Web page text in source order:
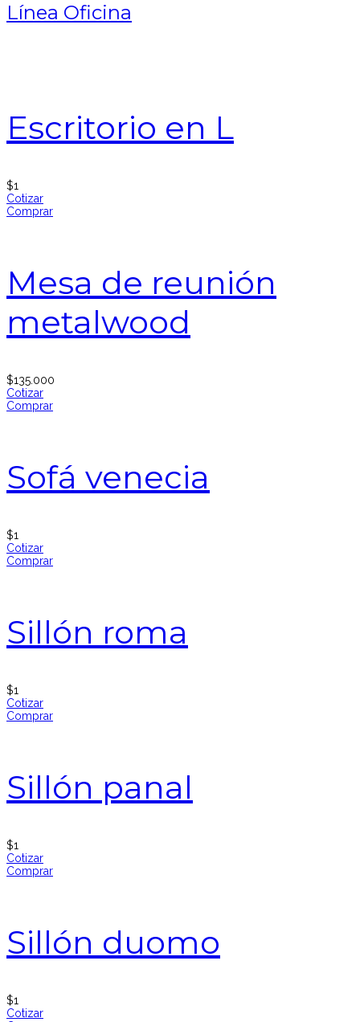
Línea Oficina
Escritorio en L
$1
Cotizar
Comprar
Mesa de reunión
metalwood
$135.000
Cotizar
Comprar
Sofá venecia
$1
Cotizar
Comprar
Sillón roma
$1
Cotizar
Comprar
Sillón panal
$1
Cotizar
Comprar
Sillón duomo
$1
Cotizar